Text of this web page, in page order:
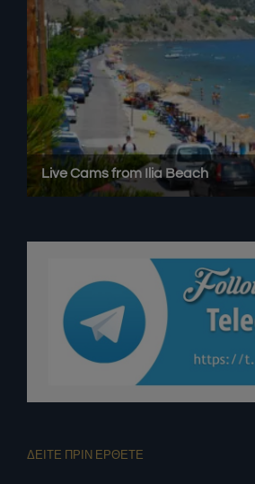
ΔΕΙΤΕ ΠΡΙΝ ΕΡΘΕΤΕ